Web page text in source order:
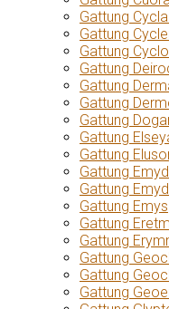
Gattung
Gattung
Gattung
Gattung
Gattung
Gattung
Gattung
Gattung
Gattung
Gattung
Gattung
Gattung Emys
Gattung
Gattung
Gattung
Gattung
Gattung